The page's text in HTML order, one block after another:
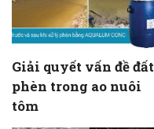
Giải quyết vấn đề đất
phèn trong ao nuôi
tôm